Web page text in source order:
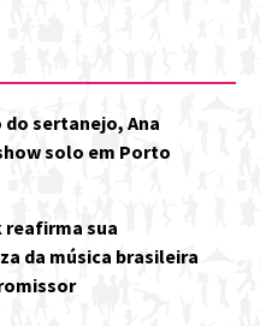
do sertanejo, Ana
solo em Porto
reafirma sua
da música brasileira